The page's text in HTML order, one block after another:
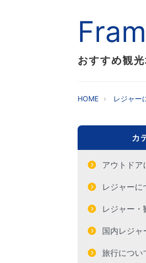
おすすめ観
HOME レジャー
カ
アウトドア
レジャーに
レジャー・
国内レジャ
旅行につい